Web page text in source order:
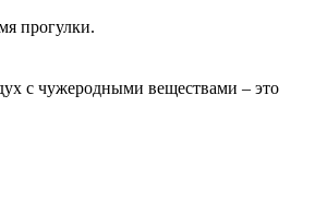
прогулки.
с чужеродными веществами – это